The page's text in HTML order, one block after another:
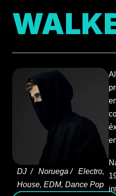
DJ / Noruega / Electro,
House, EDM, Dance Pop